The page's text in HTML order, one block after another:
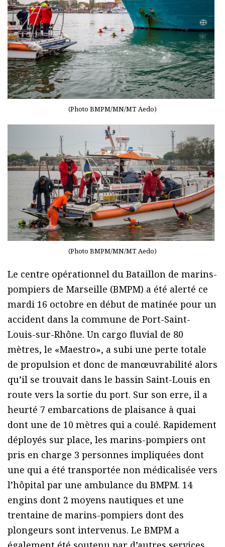
(Photo BMPM/MN/MT Aedo)
(Photo BMPM/MN/MT Aedo)
Le centre opérationnel du Bataillon de marins-
pompiers de Marseille (BMPM) a été alerté ce
mardi 16 octobre en début de matinée pour un
accident dans la commune de Port-Saint-
Louis-sur-Rhône. Un cargo fluvial de 80
mètres, le «Maestro», a subi une perte totale
de propulsion et donc de manœuvrabilité alors
qu’il se trouvait dans le bassin Saint-Louis en
route vers la sortie du port. Sur son erre, il a
heurté 7 embarcations de plaisance à quai
dont une de 10 mètres qui a coulé. Rapidement
déployés sur place, les marins-pompiers ont
pris en charge 3 personnes impliquées dont
une qui a été transportée non médicalisée vers
l’hôpital par une ambulance du BMPM. 14
engins dont 2 moyens nautiques et une
trentaine de marins-pompiers dont des
plongeurs sont intervenus. Le BMPM a